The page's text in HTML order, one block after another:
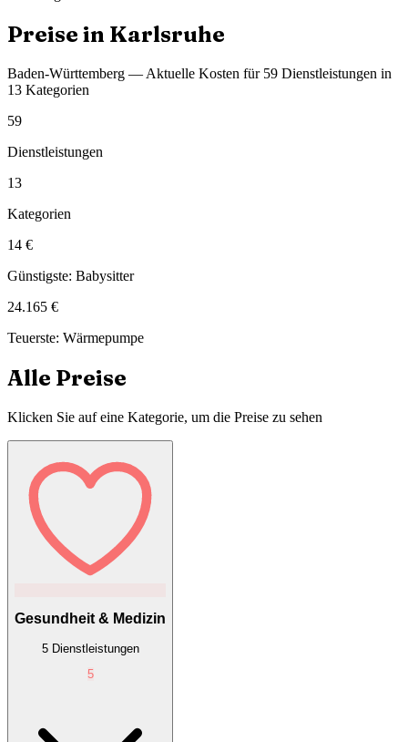
Preise in Karlsruhe
Baden-Württemberg — Aktuelle Kosten für 59 Dienstleistungen in
13 Kategorien
59
Dienstleistungen
13
Kategorien
14 €
Günstigste: Babysitter
24.165 €
Teuerste: Wärmepumpe
Alle Preise
Klicken Sie auf eine Kategorie, um die Preise zu sehen
Gesundheit & Medizin
5Dienstleistungen
5